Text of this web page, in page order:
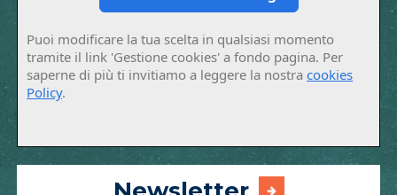
Puoi modificare la tua scelta in qualsiasi momento
tramite il link 'Gestione cookies' a fondo pagina. Per
saperne di più ti invitiamo a leggere la nostracookies
Policy.